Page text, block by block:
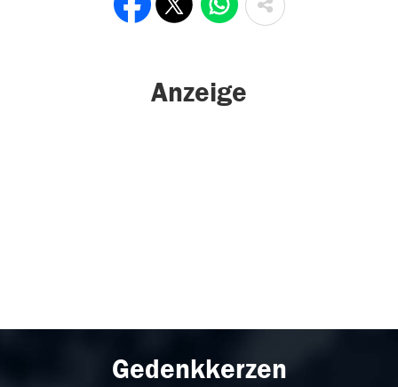
Anzeige
Gedenkkerzen